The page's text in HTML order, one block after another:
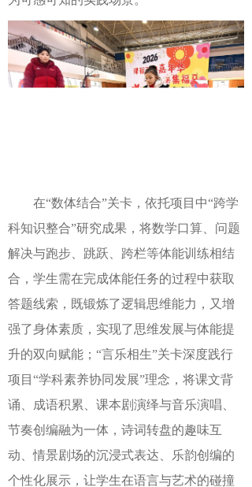
在“数体结合”关卡，依托项目中“跨学
科知识整合”研究成果，将数学口算、问题
解决与跑步、跳跃、跨栏等体能训练相结
合，学生需在完成体能任务的过程中获取
答题线索，既锻炼了逻辑思维能力，又增
强了身体素质，实现了思维发展与体能提
升的双向赋能；“言乐相生”关卡深度践行
项目“学科素养协同发展”理念，将课文背
诵、成语积累、课本剧演绎与音乐演唱、
节奏创编融为一体，诗词转盘的趣味互
动、情景剧场的沉浸式表达、乐韵创编的
个性化展示，让学生在语言与艺术的碰撞